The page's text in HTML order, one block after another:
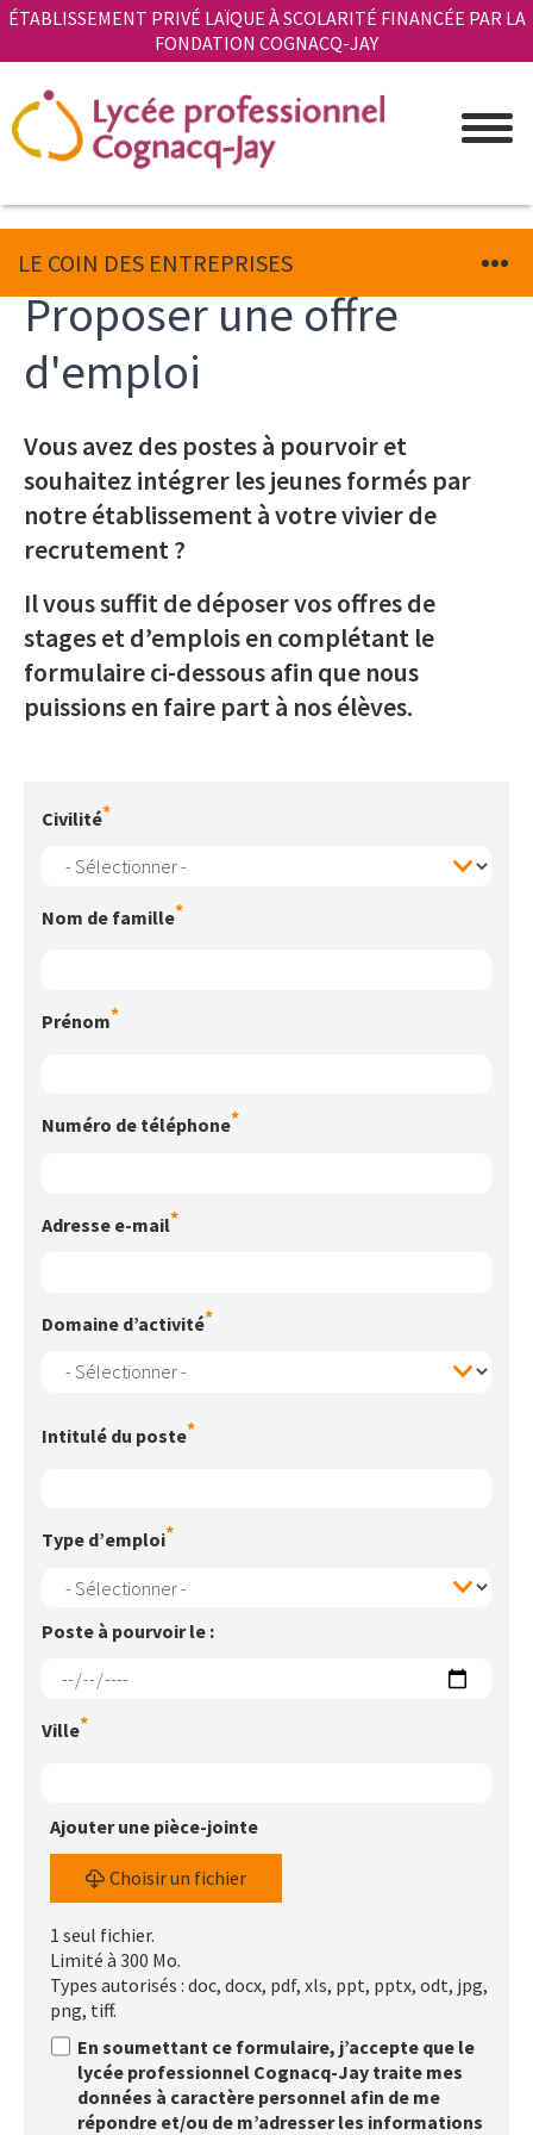
Aller
contenu
principal
ÉTABLISSEMENT PRIVÉ LAÏQUE À SCOLARITÉ FINANCÉE PAR LA
FONDATION COGNACQ-JAY
LE COIN DES ENTREPRISES
Proposer une offre
d'emploi
Introduction
Vous avez des postes à pourvoir et
souhaitez intégrer les jeunes formés par
notre établissement à votre vivier de
recrutement ?
Il vous suffit de déposer vos offres de
stages et d’emplois en complétant le
formulaire ci-dessous afin que nous
puissions en faire part à nos élèves.
Civilité
Nom de famille
Prénom
Numéro de téléphone
Adresse e-mail
Domaine d’activité
Domaine
Intitulé du poste
Type d’emploi
Poste à pourvoir le :
Ville
Ajouter une pièce-jointe
Choisir un fichier
1 seul fichier.
Limité à 300 Mo.
Types autorisés : doc, docx, pdf, xls, ppt, pptx, odt, jpg,
png, tiff.
Conditions
d’utilisation
En soumettant ce formulaire, j’accepte que le
lycée professionnel Cognacq-Jay traite mes
données à caractère personnel afin de me
répondre et/ou de m’adresser les informations
Panneau de gestion des cookies